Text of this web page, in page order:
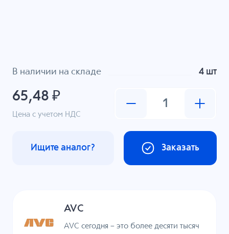
В наличии на складе 4 шт
65,48 ₽
Цена с учетом НДС
Заказать
Ищите аналог?
AVC
AVC сегодня – это более десяти тысяч